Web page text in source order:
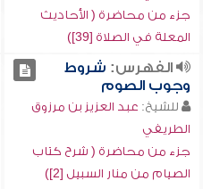
جزء من محاضرة ( الأحاديث
المعلة في الصلاة [39])
الفهرس: شروط
وجوب الصوم
للشيخ: عبد العزيز بن مرزوق
الطريفي
جزء من محاضرة ( شرح كتاب
الصيام من منار السبيل [2])